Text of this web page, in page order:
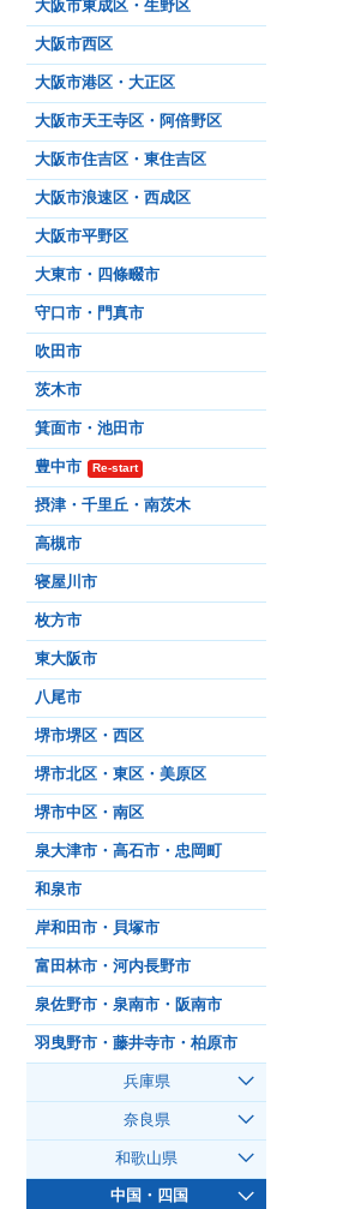
大阪市東成区・生野区
大阪市西区
大阪市港区・大正区
大阪市天王寺区・阿倍野区
大阪市住吉区・東住吉区
大阪市浪速区・西成区
大阪市平野区
大東市・四條畷市
守口市・門真市
吹田市
茨木市
箕面市・池田市
豊中市 Re-start
摂津・千里丘・南茨木
高槻市
寝屋川市
枚方市
東大阪市
八尾市
堺市堺区・西区
堺市北区・東区・美原区
堺市中区・南区
泉大津市・高石市・忠岡町
和泉市
岸和田市・貝塚市
富田林市・河内長野市
泉佐野市・泉南市・阪南市
羽曳野市・藤井寺市・柏原市
兵庫県
奈良県
和歌山県
中国・四国